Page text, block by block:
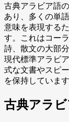
古典アラビア語
あり、多くの単
意味を表現する
す。これはコー
詩、散文の大部
現代標準アラビ
式な文書やスピ
を保持しています
古典アラ